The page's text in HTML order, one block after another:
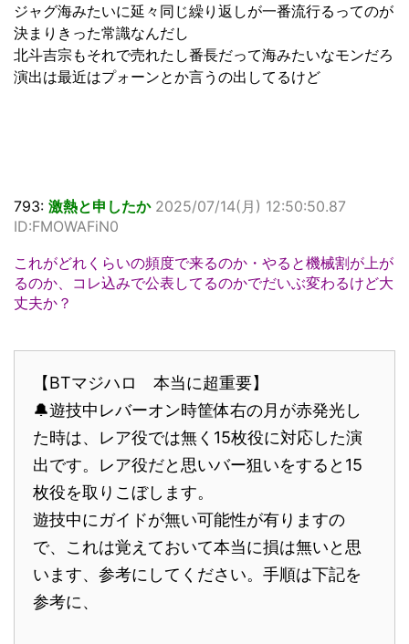
ジャグ海みたいに延々同じ繰り返しが一番流行るってのが
決まりきった常識なんだし
北斗吉宗もそれで売れたし番長だって海みたいなモンだろ
演出は最近はプォーンとか言うの出してるけど
793: 激熱と申したか 2025/07/14(月) 12:50:50.87
ID:FMOWAFiN0
これがどれくらいの頻度で来るのか・やると機械割が上が
るのか、コレ込みで公表してるのかでだいぶ変わるけど大
丈夫か？
【BTマジハロ 本当に超重要】
🔔遊技中レバーオン時筐体右の月が赤発光し
た時は、レア役では無く15枚役に対応した演
出です。レア役だと思いバー狙いをすると15
枚役を取りこぼします。
遊技中にガイドが無い可能性が有りますの
で、これは覚えておいて本当に損は無いと思
います、参考にしてください。手順は下記を
参考に、